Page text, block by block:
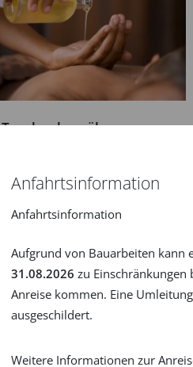
Traubenkernölmassage
Anfahrtsinformation
Anfahrtsinformation
Aufgrund von Bauarbeiten kann
31.08.2026 zu Einschränkungen
Anreise kommen. Eine
ausgeschildert.
Weitere Informationen zur